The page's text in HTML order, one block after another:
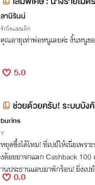
ลานิรินน์
รักโรแมนติก
คุณอายุเท่าพ่อหนูเลยค่ะ งั้นหนูข
5.0
ช่วยด้วยครับ! ระบบบัง
าน (กำมะลอ)
burins
Y
หยุดซึ้งได้ไหม! ที่เปย์ให้เนี่ยเพร
งต้อยยาจกแลก Cashback 100
านประธานแอบมาพักร้อน! ยิ่งเป
0.0